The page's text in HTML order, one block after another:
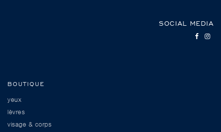
SOCIAL MEDIA
BOUTIQUE
yeux
lèvres
visage & corps